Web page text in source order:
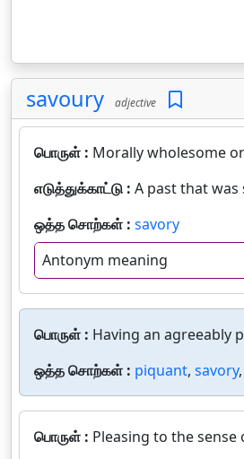
savoury adjective
பொருள் : Morally wholesome
எடுத்துக்காட்டு : A past that was
ஒத்த சொற்கள் : savory
Antonym meaning
பொருள் : Having an agreeably
ஒத்த சொற்கள் : piquant, savory,
பொருள் : Pleasing to the sense